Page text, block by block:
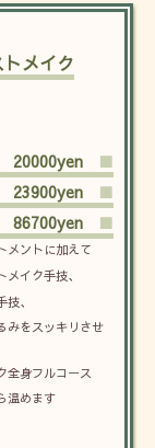
メイク
20000yen ■
23900yen ■
86700yen ■
メントに加えて
イク手技、
、
みをスッキリさせ
全身フルコース
温めます